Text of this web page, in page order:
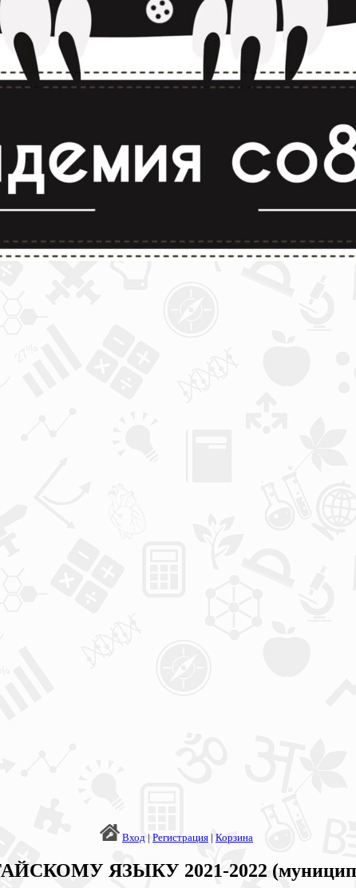
и конкурсы
Вход | Регистрация | Корзина
ЯЗЫКУ 2021-2022